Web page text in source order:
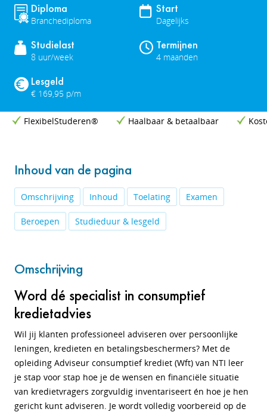
Diploma
Branchediploma
Start
Dagelijks
Studielast
8 uur/week
Termijnen
4 maanden
Lesgeld
€ 169,95 p/m
FlexibelStuderen® Haalbaar & betaalbaar
Inhoud van de pagina
Omschrijving Inhoud Toelating Examen
Beroepen Studieduur & lesgeld
Omschrijving
Word dé specialist in consumptief
kredietadvies
Wil jij klanten professioneel adviseren over persoonlijke
leningen, kredieten en betalingsbeschermers? Met de
opleiding Adviseur consumptief krediet (Wft) van NTI leer
je stap voor stap hoe je de wensen en financiële situatie
van kredietvragers zorgvuldig inventariseert én hoe je hen
gericht kunt adviseren. Je wordt volledig voorbereid op de